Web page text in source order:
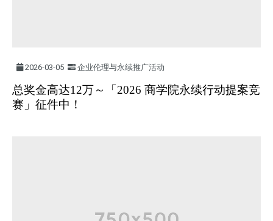
2026-03-05 企业伦理与永续推广活动
总奖金高达12万～「2026 商学院永续行动提案竞
赛」征件中！